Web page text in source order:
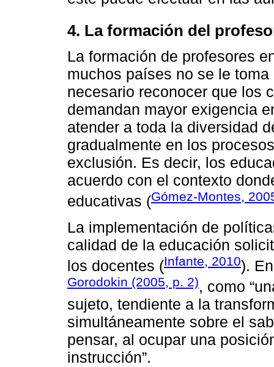
4. La formación del
La formación de profesores
muchos países no se le
necesario reconocer que los
demandan mayor exigencia
atender a toda la diversidad
gradualmente en los
exclusión. Es decir, los
acuerdo con el contexto
educativas (Gómez-Montes,
La implementación de
calidad de la educación
los docentes (Infante, 2010).
Gorodokin (2005, p. 2), como
sujeto, tendiente a la
simultáneamente sobre el
pensar, al ocupar una
instrucción”.